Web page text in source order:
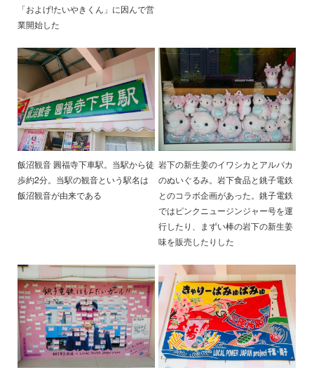
「およげ!たいやきくん」に因んで営
業開始した
飯沼観音 圓福寺下車駅。当駅から徒
歩約2分。当駅の観音という駅名は
飯沼観音が由来である
岩下の新生姜のイワシカとアルパカ
のぬいぐるみ。岩下食品と銚子電鉄
とのコラボ企画があった。銚子電鉄
ではピンクニュージンジャー号を運
行したり、まずい棒の岩下の新生姜
味を販売したりした